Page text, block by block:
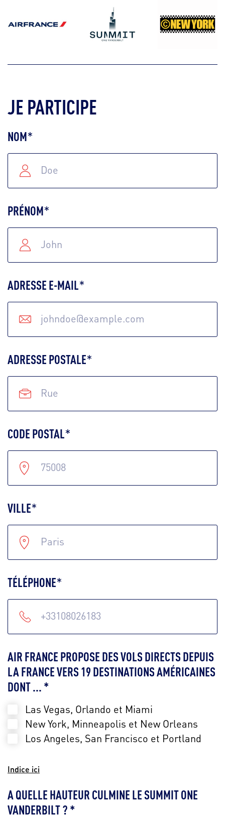
JE PARTICIPE
NOM*
PRÉNOM*
ADRESSE E-MAIL*
ADRESSE POSTALE*
CODE POSTAL*
VILLE*
TÉLÉPHONE*
AIR FRANCE PROPOSE DES VOLS DIRECTS DEPUIS
LA FRANCE VERS 19 DESTINATIONS AMÉRICAINES
DONT ... *
Las Vegas, Orlando et Miami
New York, Minneapolis et New Orleans
Los Angeles, San Francisco et Portland
Indice ici
A QUELLE HAUTEUR CULMINE LE SUMMIT ONE
VANDERBILT ? *